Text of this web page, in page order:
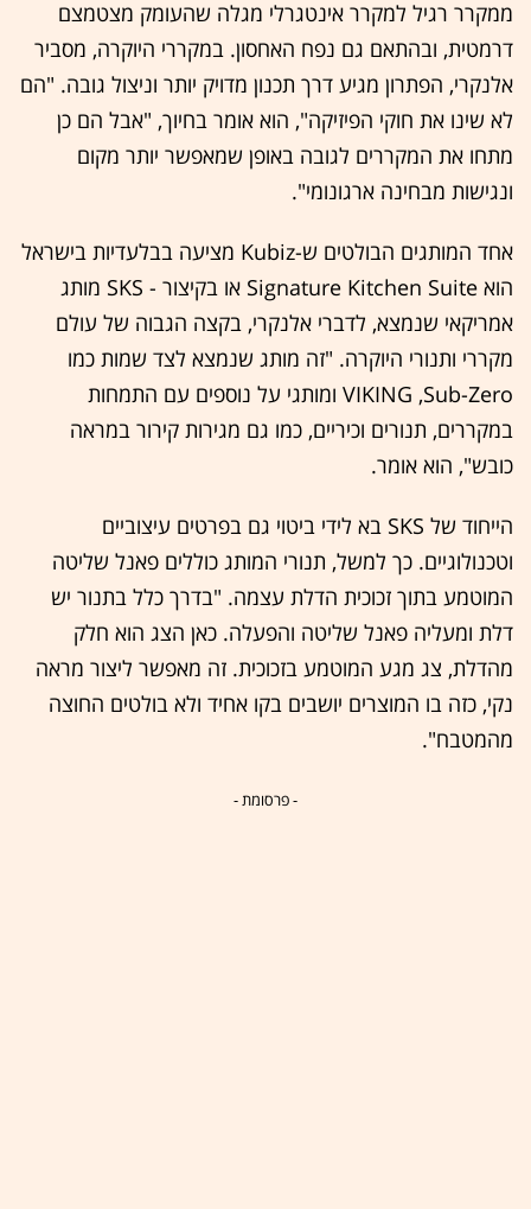
ממקרר רגיל למקרר אינטגרלי מגלה שהעומק מצטמצם
דרמטית, ובהתאם גם נפח האחסון. במקררי היוקרה, מסביר
אלנקרי, הפתרון מגיע דרך תכנון מדויק יותר וניצול גובה. "הם
לא שינו את חוקי הפיזיקה", הוא אומר בחיוך, "אבל הם כן
מתחו את המקררים לגובה באופן שמאפשר יותר מקום
ונגישות מבחינה ארגונומי".
אחד המותגים הבולטים ש-Kubiz מציעה בבלעדיות בישראל
הוא Signature Kitchen Suite או בקיצור - SKS מותג
אמריקאי שנמצא, לדברי אלנקרי, בקצה הגבוה של עולם
מקררי ותנורי היוקרה. "זה מותג שנמצא לצד שמות כמו
VIKING ,Sub-Zero ומותגי על נוספים עם התמחות
במקררים, תנורים וכיריים, כמו גם מגירות קירור במראה
כובש", הוא אומר.
הייחוד של SKS בא לידי ביטוי גם בפרטים עיצוביים
וטכנולוגיים. כך למשל, תנורי המותג כוללים פאנל שליטה
המוטמע בתוך זכוכית הדלת עצמה. "בדרך כלל בתנור יש
דלת ומעליה פאנל שליטה והפעלה. כאן הצג הוא חלק
מהדלת, צג מגע המוטמע בזכוכית. זה מאפשר ליצור מראה
נקי, כזה בו המוצרים יושבים בקו אחיד ולא בולטים החוצה
מהמטבח".
- פרסומת -